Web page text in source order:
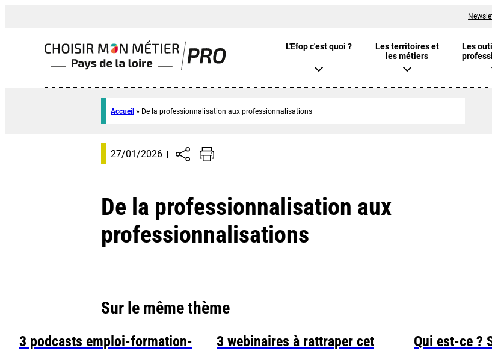
L'Efop c'est quoi ?
Les territoires et
les métiers
Les
Accueil » De la professionnalisation aux professionnalisations
27/01/2026
De la professionnalisation aux
professionnalisations
Sur le même thème
3 podcasts emploi-formation-
3 webinaires à rattraper cet
Qui est-ce ?